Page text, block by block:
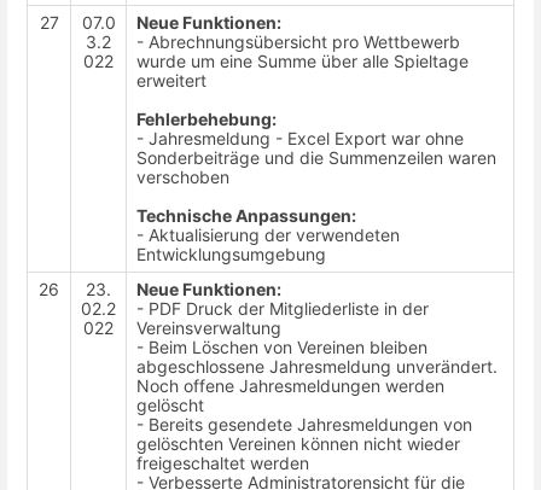
27
07.0
3.2
022
Neue Funktionen:
- Abrechnungsübersicht pro Wettbewerb
wurde um eine Summe über alle Spieltage
erweitert
Fehlerbehebung:
- Jahresmeldung - Excel Export war ohne
Sonderbeiträge und die Summenzeilen waren
verschoben
Technische Anpassungen:
- Aktualisierung der verwendeten
Entwicklungsumgebung
26
23.
02.2
022
Neue Funktionen:
- PDF Druck der Mitgliederliste in der
Vereinsverwaltung
- Beim Löschen von Vereinen bleiben
abgeschlossene Jahresmeldung unverändert.
Noch offene Jahresmeldungen werden
gelöscht
- Bereits gesendete Jahresmeldungen von
gelöschten Vereinen können nicht wieder
freigeschaltet werden
- Verbesserte Administratorensicht für die